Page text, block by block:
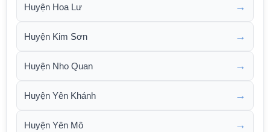
Huyện Hoa Lư →
Huyện Kim Sơn →
Huyện Nho Quan →
Huyện Yên Khánh →
Huyện Yên Mô →